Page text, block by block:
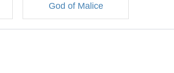
God of Malice